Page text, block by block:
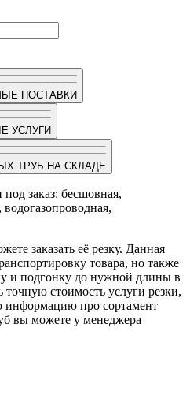
ПОСТАВКИ
УСЛУГИ
ТРУБ НА СКЛАДЕ
заказ: бесшовная,
заказать её резку. Данная
товара, но также
и подгонку до нужной длины в
точную стоимость услуги резки,
информацию про сортамент
вы можете у менеджера